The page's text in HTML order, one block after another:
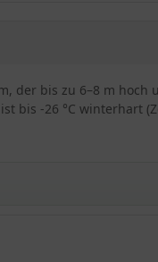
zur Geltung. Ebenso
der bis zu 6–8 m hoch
bis -26 °C winterhart